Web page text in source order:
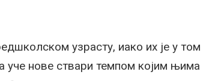
узрасту, иако их је у том
уче нове ствари темпом којим њима